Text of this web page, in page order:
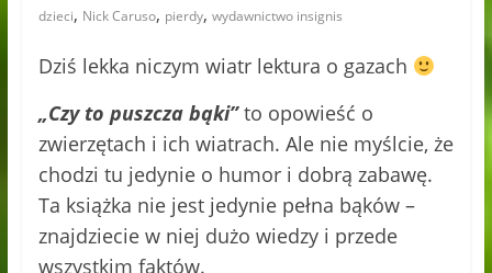
dzieci, Nick Caruso, pierdy, wydawnictwo insignis
Dziś lekka niczym wiatr lektura o gazach
„Czy to puszcza bąki”to opowieść o
zwierzętach i ich wiatrach. Ale nie myślcie, że
chodzi tu jedynie o humor i dobrą zabawę.
Ta książka nie jest jedynie pełna bąków –
znajdziecie w niej dużo wiedzy i przede
wszystkim faktów.